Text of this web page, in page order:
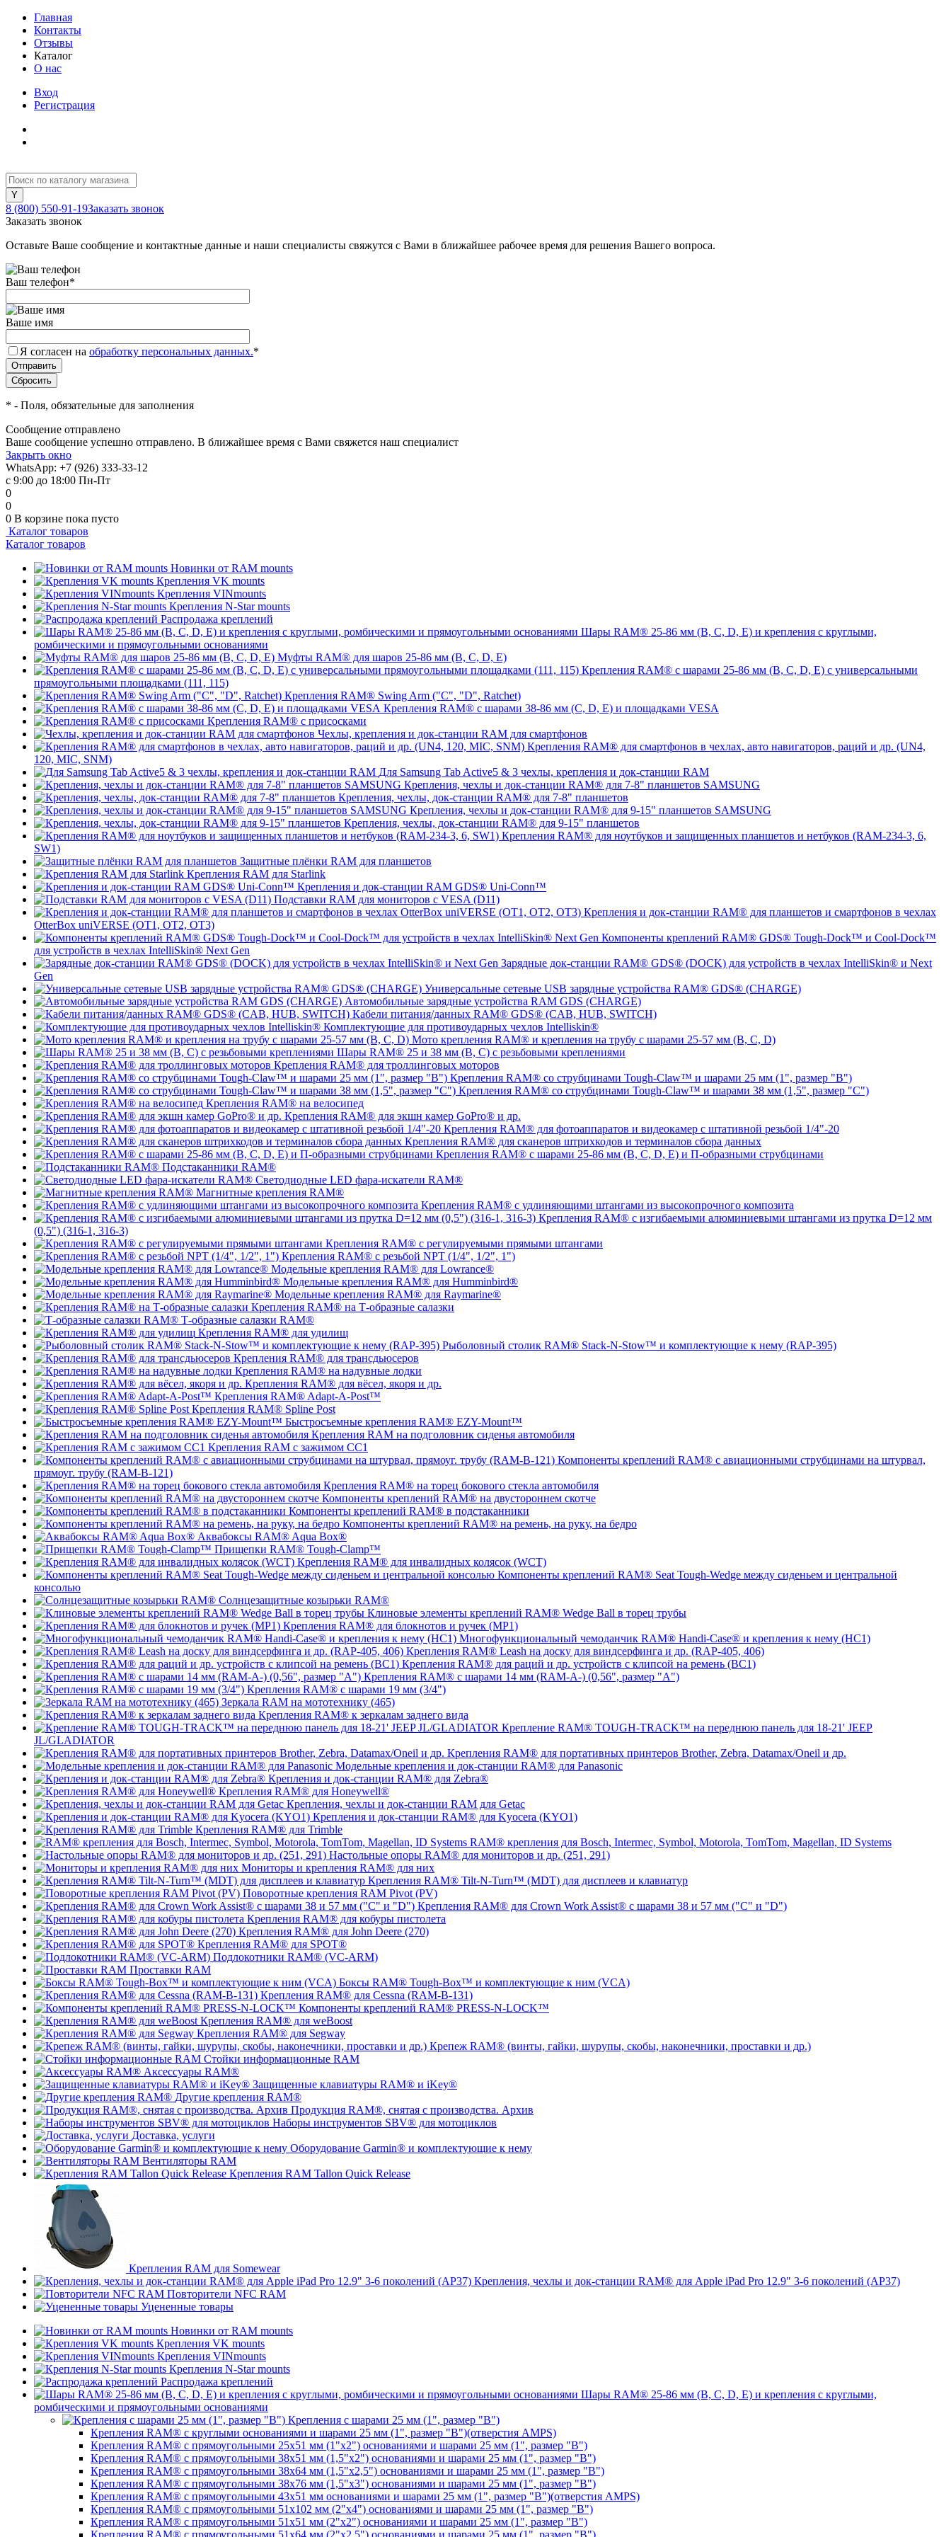
Главная
Контакты
Отзывы
Каталог
О нас
Вход
Регистрация
8 (800) 550-91-19Заказать звонок
Заказать звонок
Оставьте Ваше сообщение и контактные данные и наши специалисты свяжутся с Вами в ближайшее рабочее время для решения Вашего вопроса.
Ваш телефон*
Ваше имя
Я согласен на обработку персональных данных.*
* - Поля, обязательные для заполнения
Сообщение отправлено
Ваше сообщение успешно отправлено. В ближайшее время с Вами свяжется наш специалист
Закрыть окно
WhatsApp: +7 (926) 333-33-12
с 9:00 до 18:00 Пн-Пт
0
0
0 В корзине пока пусто
Каталог товаров
Каталог товаров
Новинки от RAM mounts
Крепления VK mounts
Крепления VINmounts
Крепления N-Star mounts
Распродажа креплений
Шары RAM® 25-86 мм (B, C, D, E) и крепления с круглыми,
ромбическими и прямоугольными основаниями
Муфты RAM® для шаров 25-86 мм (B, C, D, E)
Крепления RAM® с шарами 25-86 мм (B, C, D, E) с универсальными
прямоугольными площадками (111, 115)
Крепления RAM® Swing Arm ("C", "D", Ratchet)
Крепления RAM® с шарами 38-86 мм (C, D, E) и площадками VESA
Крепления RAM® с присосками
Чехлы, крепления и док-станции RAM для смартфонов
Крепления RAM® для смартфонов в чехлах, авто навигаторов, раций и др. (UN4,
120, MIC, SNM)
Для Samsung Tab Active5 & 3 чехлы, крепления и док-станции RAM
Крепления, чехлы и док-станции RAM® для 7-8" планшетов SAMSUNG
Крепления, чехлы, док-станции RAM® для 7-8" планшетов
Крепления, чехлы и док-станции RAM® для 9-15" планшетов SAMSUNG
Крепления, чехлы, док-станции RAM® для 9-15" планшетов
Крепления RAM® для ноутбуков и защищенных планшетов и нетбуков (RAM-234-3, 6,
SW1)
Защитные плёнки RAM для планшетов
Крепления RAM для Starlink
Крепления и док-станции RAM GDS® Uni-Conn™
Подставки RAM для мониторов с VESA (D11)
Крепления и док-станции RAM® для планшетов и смартфонов в чехлах
OtterBox uniVERSE (OT1, OT2, OT3)
Компоненты креплений RAM® GDS® Tough-Dock™ и Cool-Dock™
для устройств в чехлах IntelliSkin® Next Gen
Зарядные док-станции RAM® GDS® (DOCK) для устройств в чехлах IntelliSkin® и Next
Gen
Универсальные сетевые USB зарядные устройства RAM® GDS® (CHARGE)
Автомобильные зарядные устройства RAM GDS (CHARGE)
Кабели питания/данных RAM® GDS® (CAB, HUB, SWITCH)
Комплектующие для противоударных чехлов Intelliskin®
Мото крепления RAM® и крепления на трубу с шарами 25-57 мм (B, C, D)
Шары RAM® 25 и 38 мм (B, C) с резьбовыми креплениями
Крепления RAM® для троллинговых моторов
Крепления RAM® со струбцинами Tough-Claw™ и шарами 25 мм (1", размер "B")
Крепления RAM® со струбцинами Tough-Claw™ и шарами 38 мм (1,5", размер "C")
Крепления RAM® на велосипед
Крепления RAM® для экшн камер GoPro® и др.
Крепления RAM® для фотоаппаратов и видеокамер с штативной резьбой 1/4"-20
Крепления RAM® для сканеров штрихкодов и терминалов сбора данных
Крепления RAM® с шарами 25-86 мм (B, C, D, E) и П-образными струбцинами
Подстаканники RAM®
Светодиодные LED фара-искатели RAM®
Магнитные крепления RAM®
Крепления RAM® с удлиняющими штангами из высокопрочного композита
Крепления RAM® с изгибаемыми алюминиевыми штангами из прутка D=12 мм
(0,5") (316-1, 316-3)
Крепления RAM® c регулируемыми прямыми штангами
Крепления RAM® с резьбой NPT (1/4", 1/2", 1")
Модельные крепления RAM® для Lowrance®
Модельные крепления RAM® для Humminbird®
Модельные крепления RAM® для Raymarine®
Крепления RAM® на Т-образные салазки
Т-образные салазки RAM®
Крепления RAM® для удилищ
Рыболовный столик RAM® Stack-N-Stow™ и комплектующие к нему (RAP-395)
Крепления RAM® для трансдьюсеров
Крепления RAM® на надувные лодки
Крепления RAM® для вёсел, якоря и др.
Крепления RAM® Adapt-A-Post™
Крепления RAM® Spline Post
Быстросъемные крепления RAM® EZY-Mount™
Крепления RAM на подголовник сиденья автомобиля
Крепления RAM с зажимом СС1
Компоненты креплений RAM® с авиационными струбцинами на штурвал,
прямоуг. трубу (RAM-B-121)
Крепления RAM® на торец бокового стекла автомобиля
Компоненты креплений RAM® на двустороннем скотче
Компоненты креплений RAM® в подстаканники
Компоненты креплений RAM® на ремень, на руку, на бедро
Аквабоксы RAM® Aqua Box®
Прищепки RAM® Tough-Clamp™
Крепления RAM® для инвалидных колясок (WCT)
Компоненты креплений RAM® Seat Tough-Wedge между сиденьем и центральной
консолью
Солнцезащитные козырьки RAM®
Клиновые элементы креплений RAM® Wedge Ball в торец трубы
Крепления RAM® для блокнотов и ручек (MP1)
Многофункциональный чемоданчик RAM® Handi-Case® и крепления к нему (HC1)
Крепления RAM® Leash на доску для виндсерфинга и др. (RAP-405, 406)
Крепления RAM® для раций и др. устройств с клипсой на ремень (BC1)
Крепления RAM® с шарами 14 мм (RAM-A-) (0,56", размер "A")
Крепления RAM® с шарами 19 мм (3/4")
Зеркала RAM на мототехнику (465)
Крепления RAM® к зеркалам заднего вида
Крепление RAM® TOUGH-TRACK™ на переднюю панель для 18-21' JEEP
JL/GLADIATOR
Крепления RAM® для портативных принтеров Brother, Zebra, Datamax/Oneil и др.
Модельные крепления и док-станции RAM® для Panasonic
Крепления и док-станции RAM® для Zebra®
Крепления RAM® для Honeywell®
Крепления, чехлы и док-станции RAM для Getac
Крепления и док-станции RAM® для Kyocera (KYO1)
Крепления RAM® для Trimble
RAM® крепления для Bosch, Intermec, Symbol, Motorola, TomTom, Magellan, ID Systems
Настольные опоры RAM® для мониторов и др. (251, 291)
Мониторы и крепления RAM® для них
Крепления RAM® Tilt-N-Turn™ (MDT) для дисплеев и клавиатур
Поворотные крепления RAM Pivot (PV)
Крепления RAM® для Crown Work Assist® с шарами 38 и 57 мм ("C" и "D")
Крепления RAM® для кобуры пистолета
Крепления RAM® для John Deere (270)
Крепления RAM® для SPOT®
Подлокотники RAM® (VC-ARM)
Проставки RAM
Боксы RAM® Tough-Box™ и комплектующие к ним (VCA)
Крепления RAM® для Cessna (RAM-B-131)
Компоненты креплений RAM® PRESS-N-LOCK™
Крепления RAM® для weBoost
Крепления RAM® для Segway
Крепеж RAM® (винты, гайки, шурупы, скобы, наконечники, проставки и др.)
Стойки информационные RAM
Аксессуары RAM®
Защищенные клавиатуры RAM® и iKey®
Другие крепления RAM®
Продукция RAM®, снятая с производства. Архив
Наборы инструментов SBV® для мотоциклов
Доставка, услуги
Оборудование Garmin® и комплектующие к нему
Вентиляторы RAM
Крепления RAM Tallon Quick Release
Крепления RAM для Somewear
Крепления, чехлы и док-станции RAM® для Apple iPad Pro 12.9" 3-6 поколений (AP37)
Повторители NFC RAM
Уцененные товары
Новинки от RAM mounts
Крепления VK mounts
Крепления VINmounts
Крепления N-Star mounts
Распродажа креплений
Шары RAM® 25-86 мм (B, C, D, E) и крепления с круглыми,
ромбическими и прямоугольными основаниями
Крепления с шарами 25 мм (1", размер "B")
Крепления RAM® с круглыми основаниями и шарами 25 мм (1", размер "B")(отверстия AMPS)
Крепления RAM® с прямоугольными 25х51 мм (1"х2") основаниями и шарами 25 мм (1", размер "B")
Крепления RAM® с прямоугольными 38х51 мм (1,5"х2") основаниями и шарами 25 мм (1", размер "B")
Крепления RAM® с прямоугольными 38х64 мм (1,5"х2,5") основаниями и шарами 25 мм (1", размер "B")
Крепления RAM® с прямоугольными 38х76 мм (1,5"х3") основаниями и шарами 25 мм (1", размер "B")
Крепления RAM® с прямоугольными 43x51 мм основаниями и шарами 25 мм (1", размер "B")(отверстия AMPS)
Крепления RAM® с прямоугольными 51х102 мм (2"х4") основаниями и шарами 25 мм (1", размер "B")
Крепления RAM® с прямоугольными 51х51 мм (2"х2") основаниями и шарами 25 мм (1", размер "B")
Крепления RAM® с прямоугольными 51х64 мм (2"х2,5") основаниями и шарами 25 мм (1", размер "B")